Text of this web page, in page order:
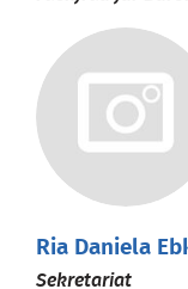
Ria Daniela
Sekretariat